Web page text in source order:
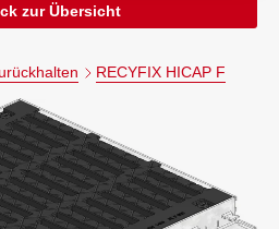
zur Übersicht
RECYFIX HICAP F